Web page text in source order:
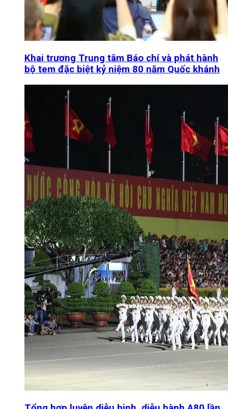
Khai trương Trung tâm Báo chí và phát hành
bộ tem đặc biệt kỷ niệm 80 năm Quốc khánh